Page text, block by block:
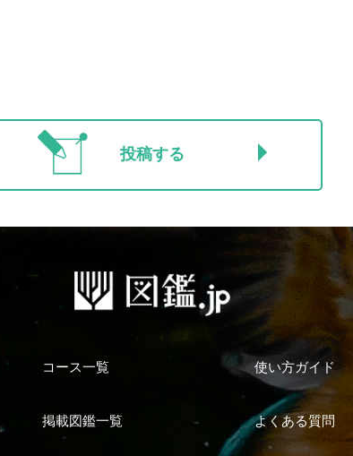
投稿する
コース一覧 使い方ガイド
掲載図鑑一覧 よくある質問